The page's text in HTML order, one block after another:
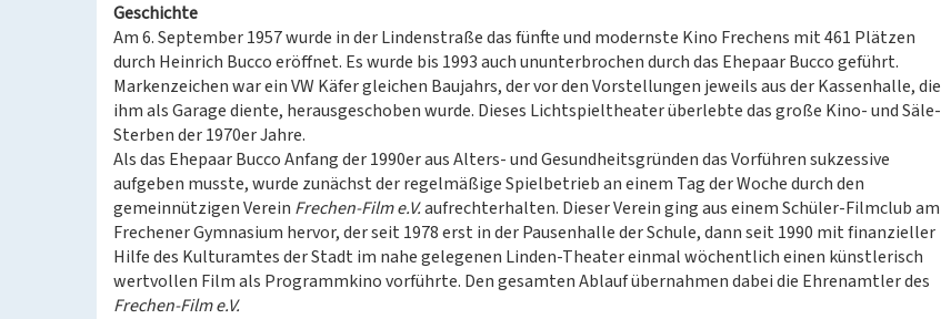
Geschichte
Am 6. September 1957 wurde in der Lindenstraße das fünfte und modernste Kino Frechens mit 461 Plätzen
durch Heinrich Bucco eröffnet. Es wurde bis 1993 auch ununterbrochen durch das Ehepaar Bucco geführt.
Markenzeichen war ein VW Käfer gleichen Baujahrs, der vor den Vorstellungen jeweils aus der Kassenhalle, die
ihm als Garage diente, herausgeschoben wurde. Dieses Lichtspieltheater überlebte das große Kino- und Säle-
Sterben der 1970er Jahre.
Als das Ehepaar Bucco Anfang der 1990er aus Alters- und Gesundheitsgründen das Vorführen sukzessive
aufgeben musste, wurde zunächst der regelmäßige Spielbetrieb an einem Tag der Woche durch den
gemeinnützigen Verein Frechen-Film e.V.aufrechterhalten. Dieser Verein ging aus einem Schüler-Filmclub am
Frechener Gymnasium hervor, der seit 1978 erst in der Pausenhalle der Schule, dann seit 1990 mit finanzieller
Hilfe des Kulturamtes der Stadt im nahe gelegenen Linden-Theater einmal wöchentlich einen künstlerisch
wertvollen Film als Programmkino vorführte. Den gesamten Ablauf übernahmen dabei die Ehrenamtler des
Frechen-Film e.V.